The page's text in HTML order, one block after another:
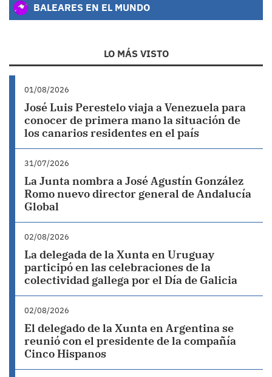
BALEARES EN EL MUNDO
LO MÁS VISTO
01/08/2026
José Luis Perestelo viaja a Venezuela para
conocer de primera mano la situación de
los canarios residentes en el país
31/07/2026
La Junta nombra a José Agustín González
Romo nuevo director general de Andalucía
Global
02/08/2026
La delegada de la Xunta en Uruguay
participó en las celebraciones de la
colectividad gallega por el Día de Galicia
02/08/2026
El delegado de la Xunta en Argentina se
reunió con el presidente de la compañía
Cinco Hispanos